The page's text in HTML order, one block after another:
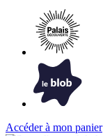
Accéder à mon panier